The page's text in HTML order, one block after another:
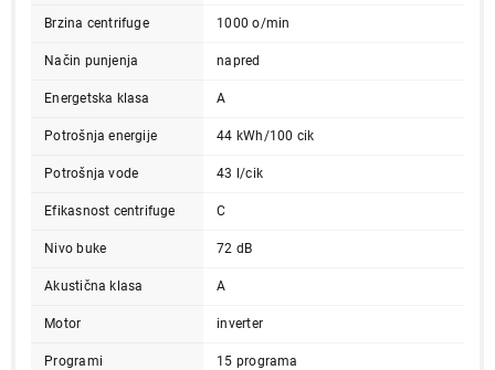
Brzina centrifuge 1000 o/min
Način punjenja napred
Energetska klasa A
Potrošnja energije 44 kWh/100 cik
Potrošnja vode 43 l/cik
Efikasnost centrifuge C
Nivo buke 72 dB
Akustična klasa A
Motor inverter
Programi
15 programa